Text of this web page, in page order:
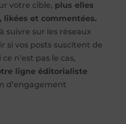
votre cible, plus elles
likées et commentées.
suivre sur les réseaux
si vos posts suscitent de
n’est pas le cas,
ligne éditorialiste
d’engagement